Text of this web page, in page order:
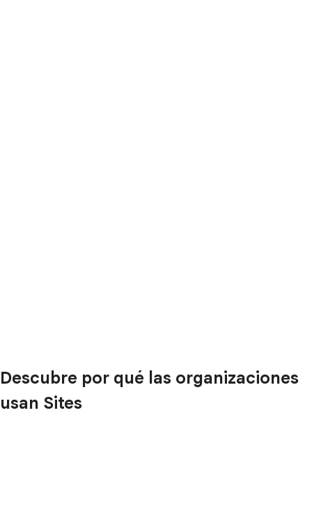
Descubre por qué las organizaciones
usan Sites